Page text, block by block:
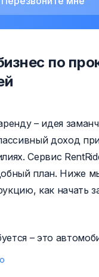
по
– идея
доход
Сервис
план. Ниже
как начать
– это
и немного